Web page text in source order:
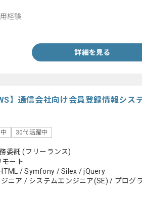
経験
詳細を見る
】通信会社向け会員登録情報シス
30代活躍中
委託(フリーランス)
ート
/ Symfony / Silex / jQuery
ニア / システムエンジニア(SE) / プログ